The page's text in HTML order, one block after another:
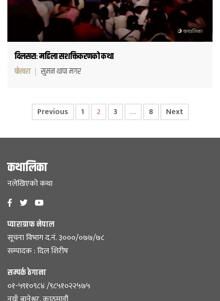
दिलसराः महिला सशक्तिकरणको कथा
पोखरा सुमन थापा मगर
Previous 1 2 3 … 8 Next
कथालिका
नलेखिएको कथा
प्याराग्राफ नेपाल
सूचना विभाग द.नं. ३०००/०७७/७८
सम्पादक : दिल शिरीष
सम्पर्क ठेगाना
०१-५९१०९८४ /९८५१०२२५७५